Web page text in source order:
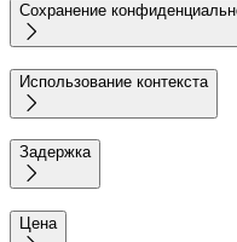
Сохранение

Использование контекста

Задержка

Цена